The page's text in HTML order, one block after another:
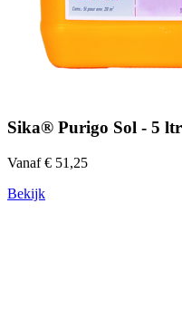
Sika® Purigo Sol - 5 ltr
Vanaf € 51,25
Bekijk